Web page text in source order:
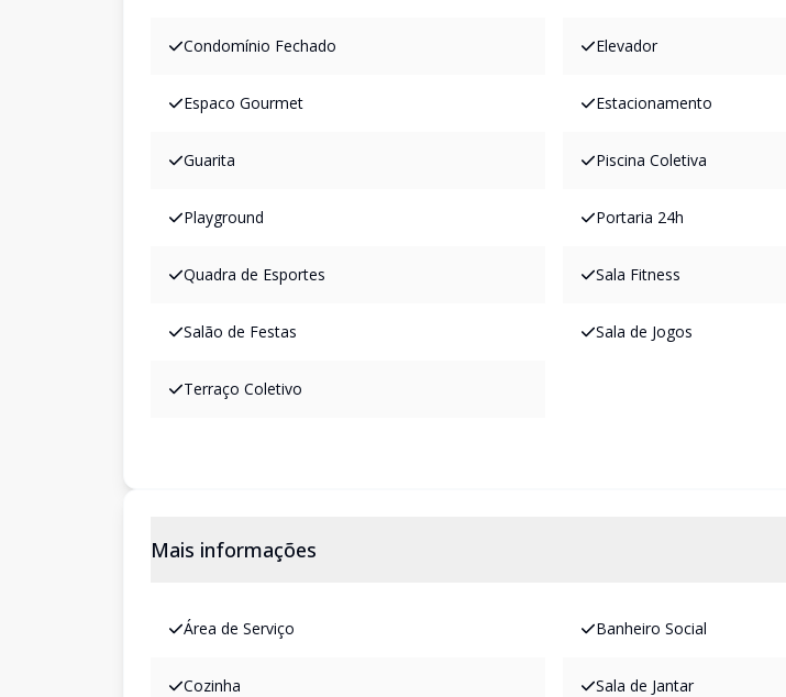
Condomínio Fechado Elevador
Espaco Gourmet Estacionamento
Guarita Piscina Coletiva
Playground Portaria 24h
Quadra de Esportes Sala Fitness
Salão de Festas Sala de Jogos
Terraço Coletivo
Mais informações
Área de Serviço Banheiro Social
Cozinha Sala de Jantar